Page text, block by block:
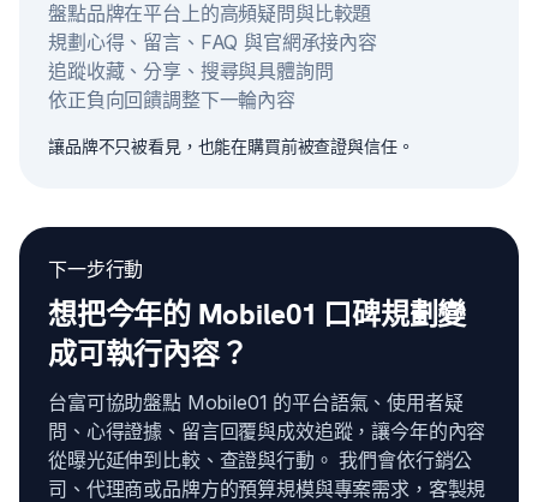
盤點品牌在平台上的高頻疑問與比較題
規劃心得、留言、FAQ 與官網承接內容
追蹤收藏、分享、搜尋與具體詢問
依正負向回饋調整下一輪內容
讓品牌不只被看見，也能在購買前被查證與信任。
下一步行動
想把今年的 Mobile01 口碑規劃變
成可執行內容？
台富可協助盤點 Mobile01 的平台語氣、使用者疑
問、心得證據、留言回覆與成效追蹤，讓今年的內容
從曝光延伸到比較、查證與行動。 我們會依行銷公
司、代理商或品牌方的預算規模與專案需求，客製規